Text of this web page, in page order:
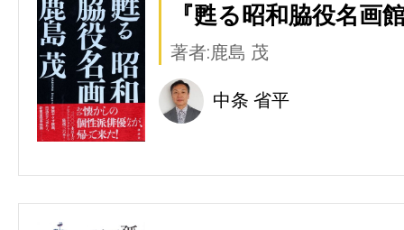
『甦る昭和脇役名画
著者:鹿島 茂
中条 省平